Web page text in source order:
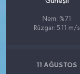
Nem: %71
Rüzgar: 5.11 m/s
11 AĞUSTOS